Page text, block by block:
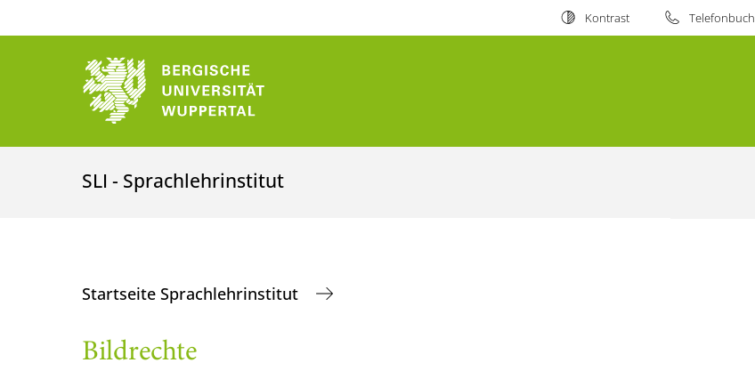
Kontrast Telefonbuch
SLI - Sprachlehrinstitut
Startseite Sprachlehrinstitut
Bildrechte